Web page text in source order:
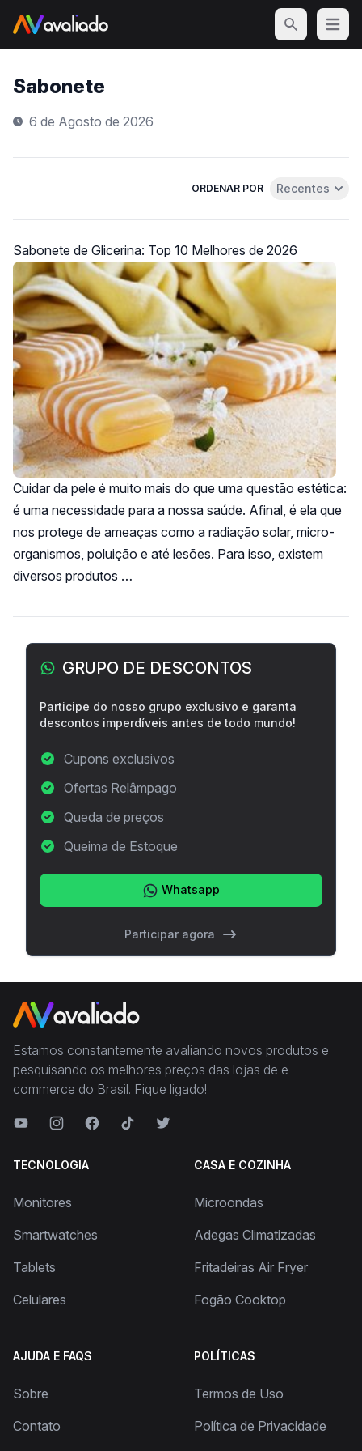
Open
Sabonete
6 de Agosto de 2026
ORDENAR POR Abrir menu de
Recentes
Sabonete de Glicerina: Top 10 Melhores de 2026
Cuidar da pele é muito mais do que uma questão estética:
é uma necessidade para a nossa saúde. Afinal, é ela que
nos protege de ameaças como a radiação solar, micro-
organismos, poluição e até lesões. Para isso, existem
diversos produtos …
Barra lateral
GRUPO DE DESCONTOS
Participe do nosso grupo exclusivo e garanta
descontos imperdíveis antes de todo mundo!
Cupons exclusivos
Ofertas Relâmpago
Queda de preços
Queima de Estoque
Whatsapp
Participar agora
Estamos constantemente avaliando novos produtos e
pesquisando os melhores preços das lojas de e-
commerce do Brasil. Fique ligado!
TECNOLOGIA
Monitores
Smartwatches
Tablets
Celulares
CASA E COZINHA
Microondas
Adegas Climatizadas
Fritadeiras Air Fryer
Fogão Cooktop
AJUDA E FAQS
Sobre
Contato
POLÍTICAS
Termos de Uso
Política de Privacidade